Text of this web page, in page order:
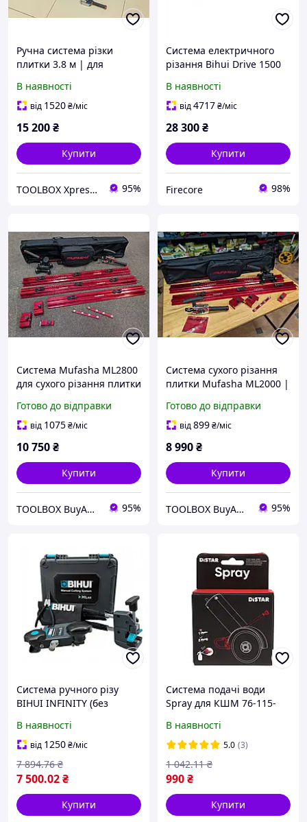
Ручна система різки
плитки 3.8 м | для
керамограніту, присоски,
сумка
В наявності
від 1520₴/міс
15 200₴
Купити
TOOLBOX Xpress BuyAndWork 95%
Система електричного
різання Bihui Drive 1500
плит 3600 мм
В наявності
від4717₴/міс
28 300₴
Купити
Firecore 98%
Система Mufasha ML2800
для сухого різання плитки
см, 3 ролики, присоски,
ломач + Чохол
Готово до відправки
від 1075₴/міс
10 750₴
Купити
TOOLBOX BuyAndWork 95%
Система сухого різання
плитки Mufasha ML2000 |
ролики, білі присоски,
ломач + Сумка
Готово до відправки
від899₴/міс
8 990₴
Купити
TOOLBOX BuyAndWork 95%
Система ручного різу
BIHUI INFINITY (без
В наявності
від 1250₴/міс
7 500.02₴
7 894.76 ₴
Купити
Система подачі води
Spray для КШМ 76-115-
В наявності
5.0 (3)
990₴
1 042.11 ₴
Купити